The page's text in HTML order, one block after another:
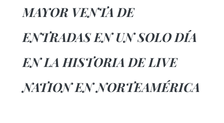
MAYOR VENTA DE
ENTRADAS EN UN SOLO DÍA
EN LA HISTORIA DE LIVE
NATION EN NORTEAMÉRICA